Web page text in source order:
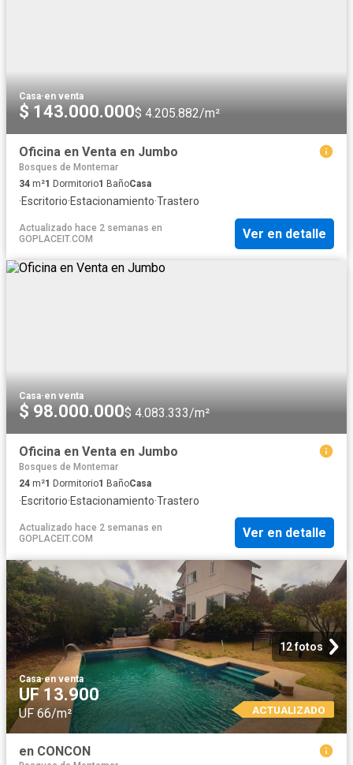
Casa·en venta
$ 143.000.000$ 4.205.882/m²
Oficina en Venta en Jumbo
Bosques de Montemar
34 m²1 Dormitorio1 BañoCasa
·Escritorio·Estacionamiento·Trastero
Actualizado hace 2 semanas en
GOPLACEIT.COM
Ver en detalle
Casa·en venta
$ 98.000.000$ 4.083.333/m²
Oficina en Venta en Jumbo
Bosques de Montemar
24 m²1 Dormitorio1 BañoCasa
·Escritorio·Estacionamiento·Trastero
Actualizado hace 2 semanas en
GOPLACEIT.COM
Ver en detalle
12 fotos
Casa·en venta
UF 13.900
UF 66/m² ACTUALIZADO
en CONCON